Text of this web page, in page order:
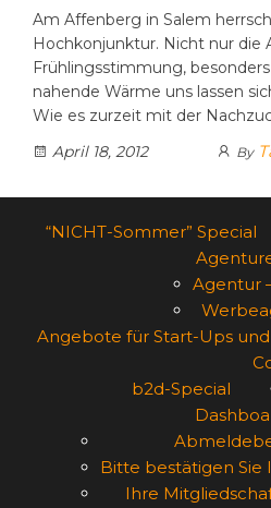
Am Affenberg in Salem
Hochkonjunktur. Nicht nur die
Frühlingsstimmung,
nahende Wärme uns lassen
Wie es zurzeit mit der
April 18, 2012
By
“NICHT-Sommer” Special
Agentur
Angebote für Start-Ups
b2d-Special
Bitte bestätigen Sie
Ihre